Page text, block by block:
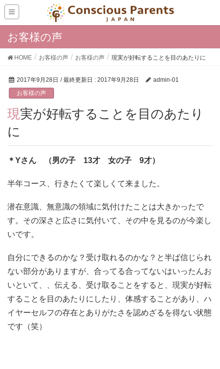
お客様の声
HOME お客様の声 お客様の声 現実が好転することを目のあたりに
2017年9月28日 / 最終更新日 : 2017年9月28日
admin-01
お客様の声
現実が好転することを目のあたり
に
＊Yさん （男の子 13才 女の子 9才）
半年コース、行きたくて楽しくて来ました。
潜在意識、無意識の領域に気付けたことは大きかったで
す。その深さと広さに気付いて、その中を見るのが今楽し
いです。
自分にできるのかな？受け取れるのかな？と半ば信じられ
ない部分がありますが、合ってる合ってないはいったんお
いといて、、伝える、受け取ることをすると、現実が好転
することを目のあたりにしたり、体感することがあり、ハ
イヤーセルフの存在とありがたさを認めざるを得ない状態
です（笑）